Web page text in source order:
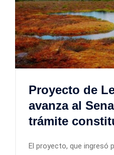
Proyecto de
avanza al
trámite
El proyecto, que ingresó